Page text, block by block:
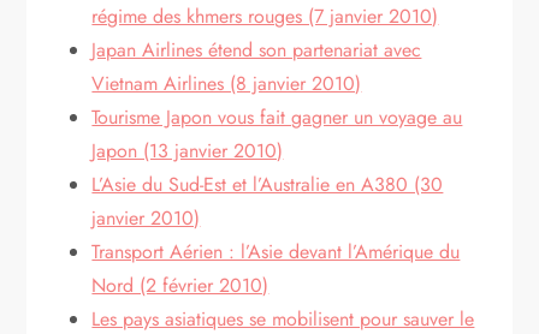
régime des khmers rouges (7 janvier 2010)
Japan Airlines étend son partenariat avec
Vietnam Airlines (8 janvier 2010)
Tourisme Japon vous fait gagner un voyage au
Japon (13 janvier 2010)
L’Asie du Sud-Est et l’Australie en A380 (30
janvier 2010)
Transport Aérien : l’Asie devant l’Amérique du
Nord (2 février 2010)
Les pays asiatiques se mobilisent pour sauver le